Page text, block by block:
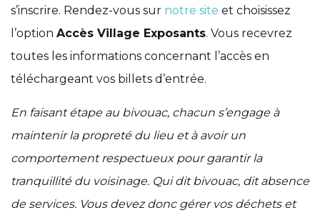
s’inscrire. Rendez-vous sur notre site et choisissez
l’option Accès Village Exposants. Vous recevrez
toutes les informations concernant l’accès en
téléchargeant vos billets d’entrée.
En faisant étape au bivouac, chacun s’engage à
maintenir la propreté du lieu et à avoir un
comportement respectueux pour garantir la
tranquillité du voisinage. Qui dit bivouac, dit absence
de services. Vous devez donc gérer vos déchets et